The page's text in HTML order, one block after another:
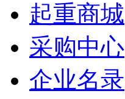
起重商城
采购中心
企业名录